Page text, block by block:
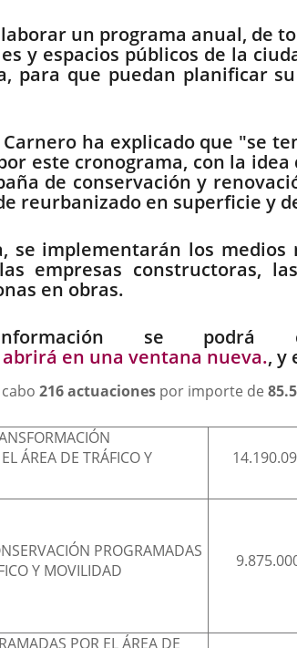
un programa anual, de
y espacios públicos de la
para que puedan planificar
ha explicado que "se
este cronograma, con la
de conservación y
reurbanizado en superficie y
se implementarán los
empresas constructoras,
en obras.
se
, y
cabo216 actuaciones por importe de
ÁREA DE TRÁFICO Y
PROGRAMADAS
Y MOVILIDAD
POR EL ÁREA DE